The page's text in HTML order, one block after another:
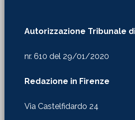
Autorizzazione Tribunale
nr. 610 del 29/01/2020
Redazione in Firenze
Via Castelfidardo 24